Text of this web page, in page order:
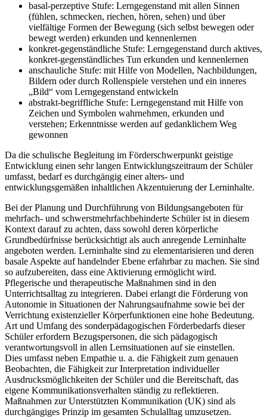
basal-perzeptive Stufe: Lerngegenstand mit allen Sinnen
(fühlen, schmecken, riechen, hören, sehen) und über
vielfältige Formen der Bewegung (sich selbst bewegen oder
bewegt werden) erkunden und kennenlernen
konkret-gegenständliche Stufe: Lerngegenstand durch aktives,
konkret-gegenständliches Tun erkunden und kennenlernen
anschauliche Stufe: mit Hilfe von Modellen, Nachbildungen,
Bildern oder durch Rollenspiele verstehen und ein inneres
„Bild“ vom Lerngegenstand entwickeln
abstrakt-begriffliche Stufe: Lerngegenstand mit Hilfe von
Zeichen und Symbolen wahrnehmen, erkunden und
verstehen; Erkenntnisse werden auf gedanklichem Weg
gewonnen
Da die schulische Begleitung im Förderschwerpunkt geistige
Entwicklung einen sehr langen Entwicklungszeitraum der Schüler
umfasst, bedarf es durchgängig einer alters- und
entwicklungsgemäßen inhaltlichen Akzentuierung der Lerninhalte.
Bei der Planung und Durchführung von Bildungsangeboten für
mehrfach- und schwerstmehrfachbehinderte Schüler ist in diesem
Kontext darauf zu achten, dass sowohl deren körperliche
Grundbedürfnisse berücksichtigt als auch anregende Lerninhalte
angeboten werden. Lerninhalte sind zu elementarisieren und deren
basale Aspekte auf handelnder Ebene erfahrbar zu machen. Sie sind
so aufzubereiten, dass eine Aktivierung ermöglicht wird.
Pflegerische und therapeutische Maßnahmen sind in den
Unterrichtsalltag zu integrieren. Dabei erlangt die Förderung von
Autonomie in Situationen der Nahrungsaufnahme sowie bei der
Verrichtung existenzieller Körperfunktionen eine hohe Bedeutung.
Art und Umfang des sonderpädagogischen Förderbedarfs dieser
Schüler erfordern Bezugspersonen, die sich pädagogisch
verantwortungsvoll in allen Lernsituationen auf sie einstellen.
Dies umfasst neben Empathie u. a. die Fähigkeit zum genauen
Beobachten, die Fähigkeit zur Interpretation individueller
Ausdrucksmöglichkeiten der Schüler und die Bereitschaft, das
eigene Kommunikationsverhalten ständig zu reflektieren.
Maßnahmen zur Unterstützten Kommunikation (UK) sind als
durchgängiges Prinzip im gesamten Schulalltag umzusetzen.